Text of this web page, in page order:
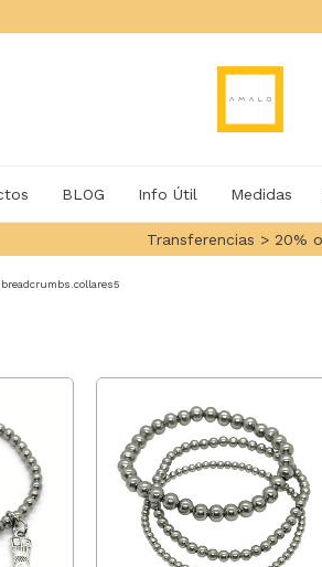
3 Y 6 CUOTAS SIN
BLOG Info Útil Medidas
breadcrumbs.collares5